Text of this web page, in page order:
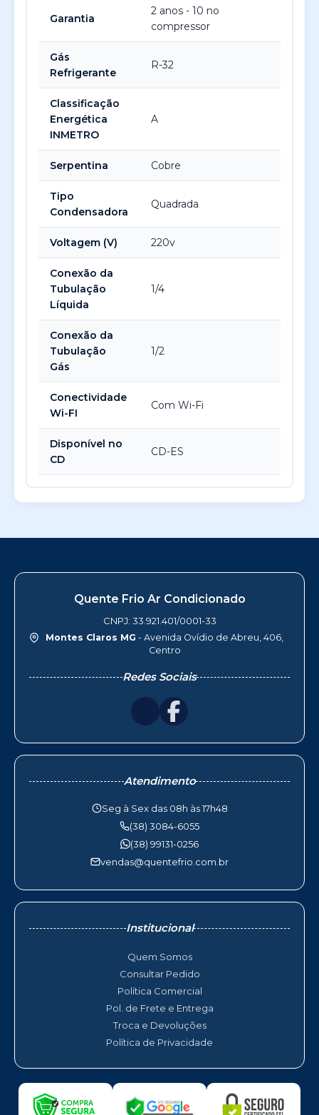
Garantia
2 anos - 10 no
compressor
Gás
Refrigerante
R-32
Classificação
Energética
INMETRO
A
Serpentina Cobre
Tipo
Condensadora
Quadrada
Voltagem (V) 220v
Conexão da
Tubulação
Líquida
1/4
Conexão da
Tubulação
Gás
1/2
Conectividade
Wi-FI
Com Wi-Fi
Disponível no
CD
CD-ES
Quente Frio Ar Condicionado
CNPJ: 33.921.401/0001-33
Montes Claros MG - Avenida Ovídio de Abreu, 406,
Centro
Redes Sociais
Atendimento
Seg à Sex das 08h às 17h48
(38) 3084-6055
(38) 99131-0256
vendas@quentefrio.com.br
Institucional
Quem Somos
Consultar Pedido
Política Comercial
Pol. de Frete e Entrega
Troca e Devoluções
Política de Privacidade